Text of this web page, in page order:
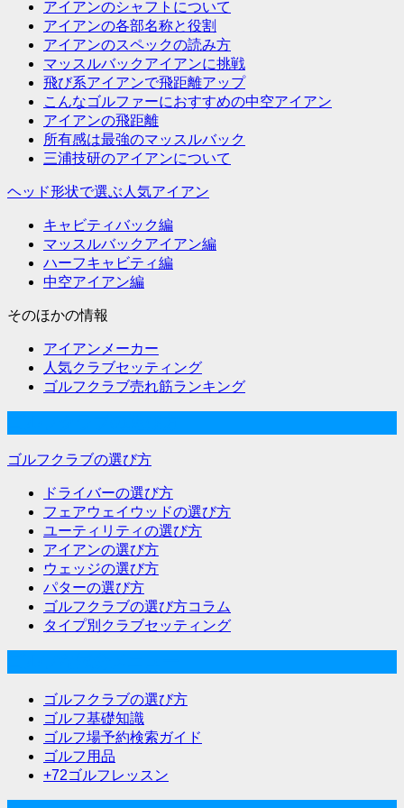
アイアンのシャフトについて
アイアンの各部名称と役割
アイアンのスペックの読み方
マッスルバックアイアンに挑戦
飛び系アイアンで飛距離アップ
こんなゴルファーにおすすめの中空アイアン
アイアンの飛距離
所有感は最強のマッスルバック
三浦技研のアイアンについて
ヘッド形状で選ぶ人気アイアン
キャビティバック編
マッスルバックアイアン編
ハーフキャビティ編
中空アイアン編
そのほかの情報
アイアンメーカー
人気クラブセッティング
ゴルフクラブ売れ筋ランキング
ゴルフクラブの選び方
ドライバーの選び方
フェアウェイウッドの選び方
ユーティリティの選び方
アイアンの選び方
ウェッジの選び方
パターの選び方
ゴルフクラブの選び方コラム
タイプ別クラブセッティング
ゴルフクラブの選び方
ゴルフ基礎知識
ゴルフ場予約検索ガイド
ゴルフ用品
+72ゴルフレッスン